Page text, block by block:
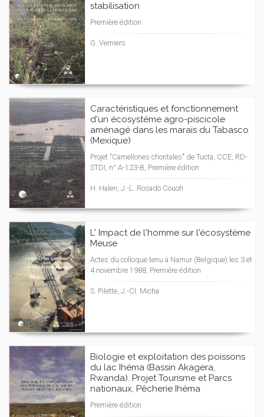
stabilisation
Première édition
G. Verniers
Caractéristiques et fonctionnement
d'un écosystème agro-piscicole
aménagé dans les marais du Tabasco
(Mexique)
Projet "Camellones chontales" de Tucta, CCE, RD-
STDI, n° A-123-B, Première édition
H. Halen, J.-L. Rosado Couoh
L' Impact de l'homme sur l'écosystème
Meuse
Actes du colloque tenu à Namur (Belgique) les 3 et
4 novembre 1988, Première édition
S. Pilette, J.-Cl. Micha
Biologie et exploitation des poissons
du lac Ihéma (Bassin Akagera,
Rwanda). Projet Tourisme et Parcs
nationaux, Pêcherie Ihéma
Première édition